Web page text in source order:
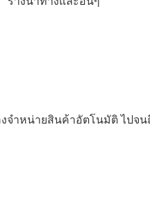
จำหน่ายสินค้าอัตโนมัติ ไปจน